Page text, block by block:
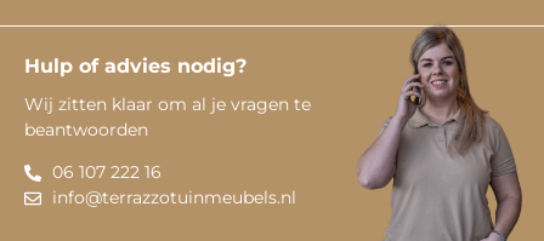
Hulp of advies nodig?
Wij zitten klaar om al je vragen te
beantwoorden
06 107 222 16
info@terrazzotuinmeubels.nl